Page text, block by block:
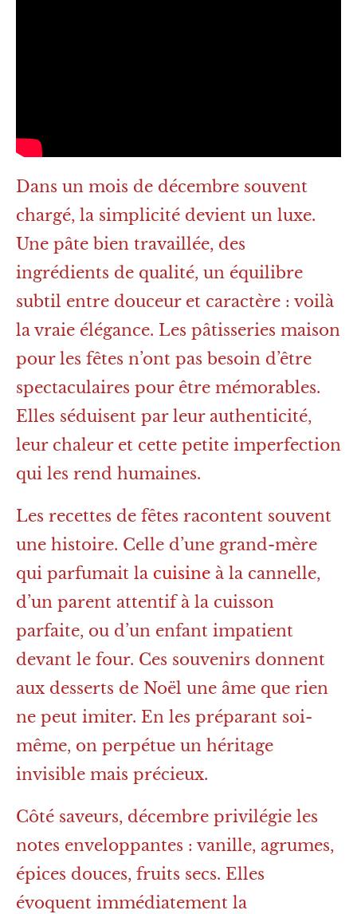
Dans un mois de décembre souvent
chargé, la simplicité devient un luxe.
Une pâte bien travaillée, des
ingrédients de qualité, un équilibre
subtil entre douceur et caractère : voilà
la vraie élégance. Les pâtisseries maison
pour les fêtes n’ont pas besoin d’être
spectaculaires pour être mémorables.
Elles séduisent par leur authenticité,
leur chaleur et cette petite imperfection
qui les rend humaines.
Les recettes de fêtes racontent souvent
une histoire. Celle d’une grand-mère
qui parfumait la cuisine à la cannelle,
d’un parent attentif à la cuisson
parfaite, ou d’un enfant impatient
devant le four. Ces souvenirs donnent
aux desserts de Noël une âme que rien
ne peut imiter. En les préparant soi-
même, on perpétue un héritage
invisible mais précieux.
Côté saveurs, décembre privilégie les
notes enveloppantes : vanille, agrumes,
épices douces, fruits secs. Elles
évoquent immédiatement la